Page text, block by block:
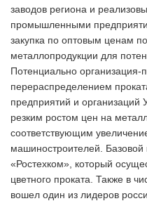
заводов региона и
промышленными
закупка по оптовым ценам
металлопродукции для
Потенциально организация-
перераспределением
предприятий и организаций
резким ростом цен на
соответствующим
машиностроителей. Базовой
«Ростехком», который
цветного проката. Также в
вошел один из лидеров